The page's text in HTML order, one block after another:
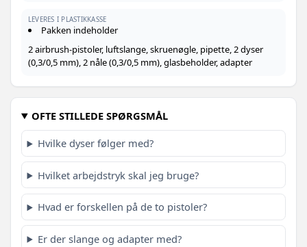
LEVERES I PLASTIKKASSE
Pakken indeholder
2 airbrush-pistoler, luftslange, skruenøgle, pipette, 2 dyser
(0,3/0,5 mm), 2 nåle (0,3/0,5 mm), glasbeholder, adapter
OFTE STILLEDE SPØRGSMÅL
Hvilke dyser følger med?
Hvilket arbejdstryk skal jeg bruge?
Hvad er forskellen på de to pistoler?
Er der slange og adapter med?